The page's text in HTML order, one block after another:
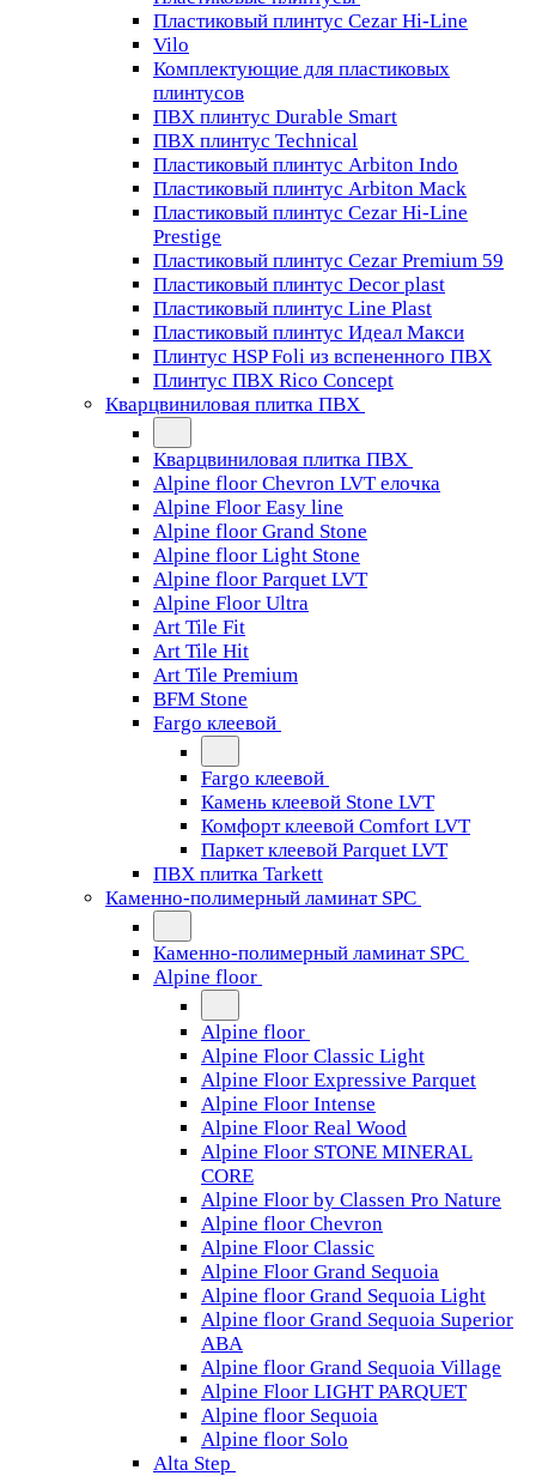
Пластиковый плинтус Cezar Hi-Line
Vilo
Комплектующие для пластиковых
плинтусов
ПВХ плинтус Durable Smart
ПВХ плинтус Technical
Пластиковый плинтус Arbiton Indo
Пластиковый плинтус Arbiton Mack
Пластиковый плинтус Cezar Hi-Line
Prestige
Пластиковый плинтус Cezar Premium 59
Пластиковый плинтус Decor plast
Пластиковый плинтус Line Plast
Пластиковый плинтус Идеал Макси
Плинтус HSP Foli из вспененного ПВХ
Плинтус ПВХ Rico Concept
Кварцвиниловая плитка ПВХ
Кварцвиниловая плитка ПВХ
Alpine floor Chevron LVT елочка
Alpine Floor Easy line
Alpine floor Grand Stone
Alpine floor Light Stone
Alpine floor Parquet LVT
Alpine Floor Ultra
Art Tile Fit
Art Tile Hit
Art Tile Premium
BFM Stone
Fargo клеевой
Fargo клеевой
Камень клеевой Stone LVT
Комфорт клеевой Comfort LVT
Паркет клеевой Parquet LVT
ПВХ плитка Tarkett
Каменно-полимерный ламинат SPC
Каменно-полимерный ламинат SPC
Alpine floor
Alpine floor
Alpine Floor Classic Light
Alpine Floor Expressive Parquet
Alpine Floor Intense
Alpine Floor Real Wood
Alpine Floor STONE MINERAL
CORE
Alpine Floor by Classen Pro Nature
Alpine floor Chevron
Alpine Floor Classic
Alpine Floor Grand Sequoia
Alpine floor Grand Sequoia Light
Alpine floor Grand Sequoia Superior
ABA
Alpine floor Grand Sequoia Village
Alpine Floor LIGHT PARQUET
Alpine floor Sequoia
Alpine floor Solo
Alta Step